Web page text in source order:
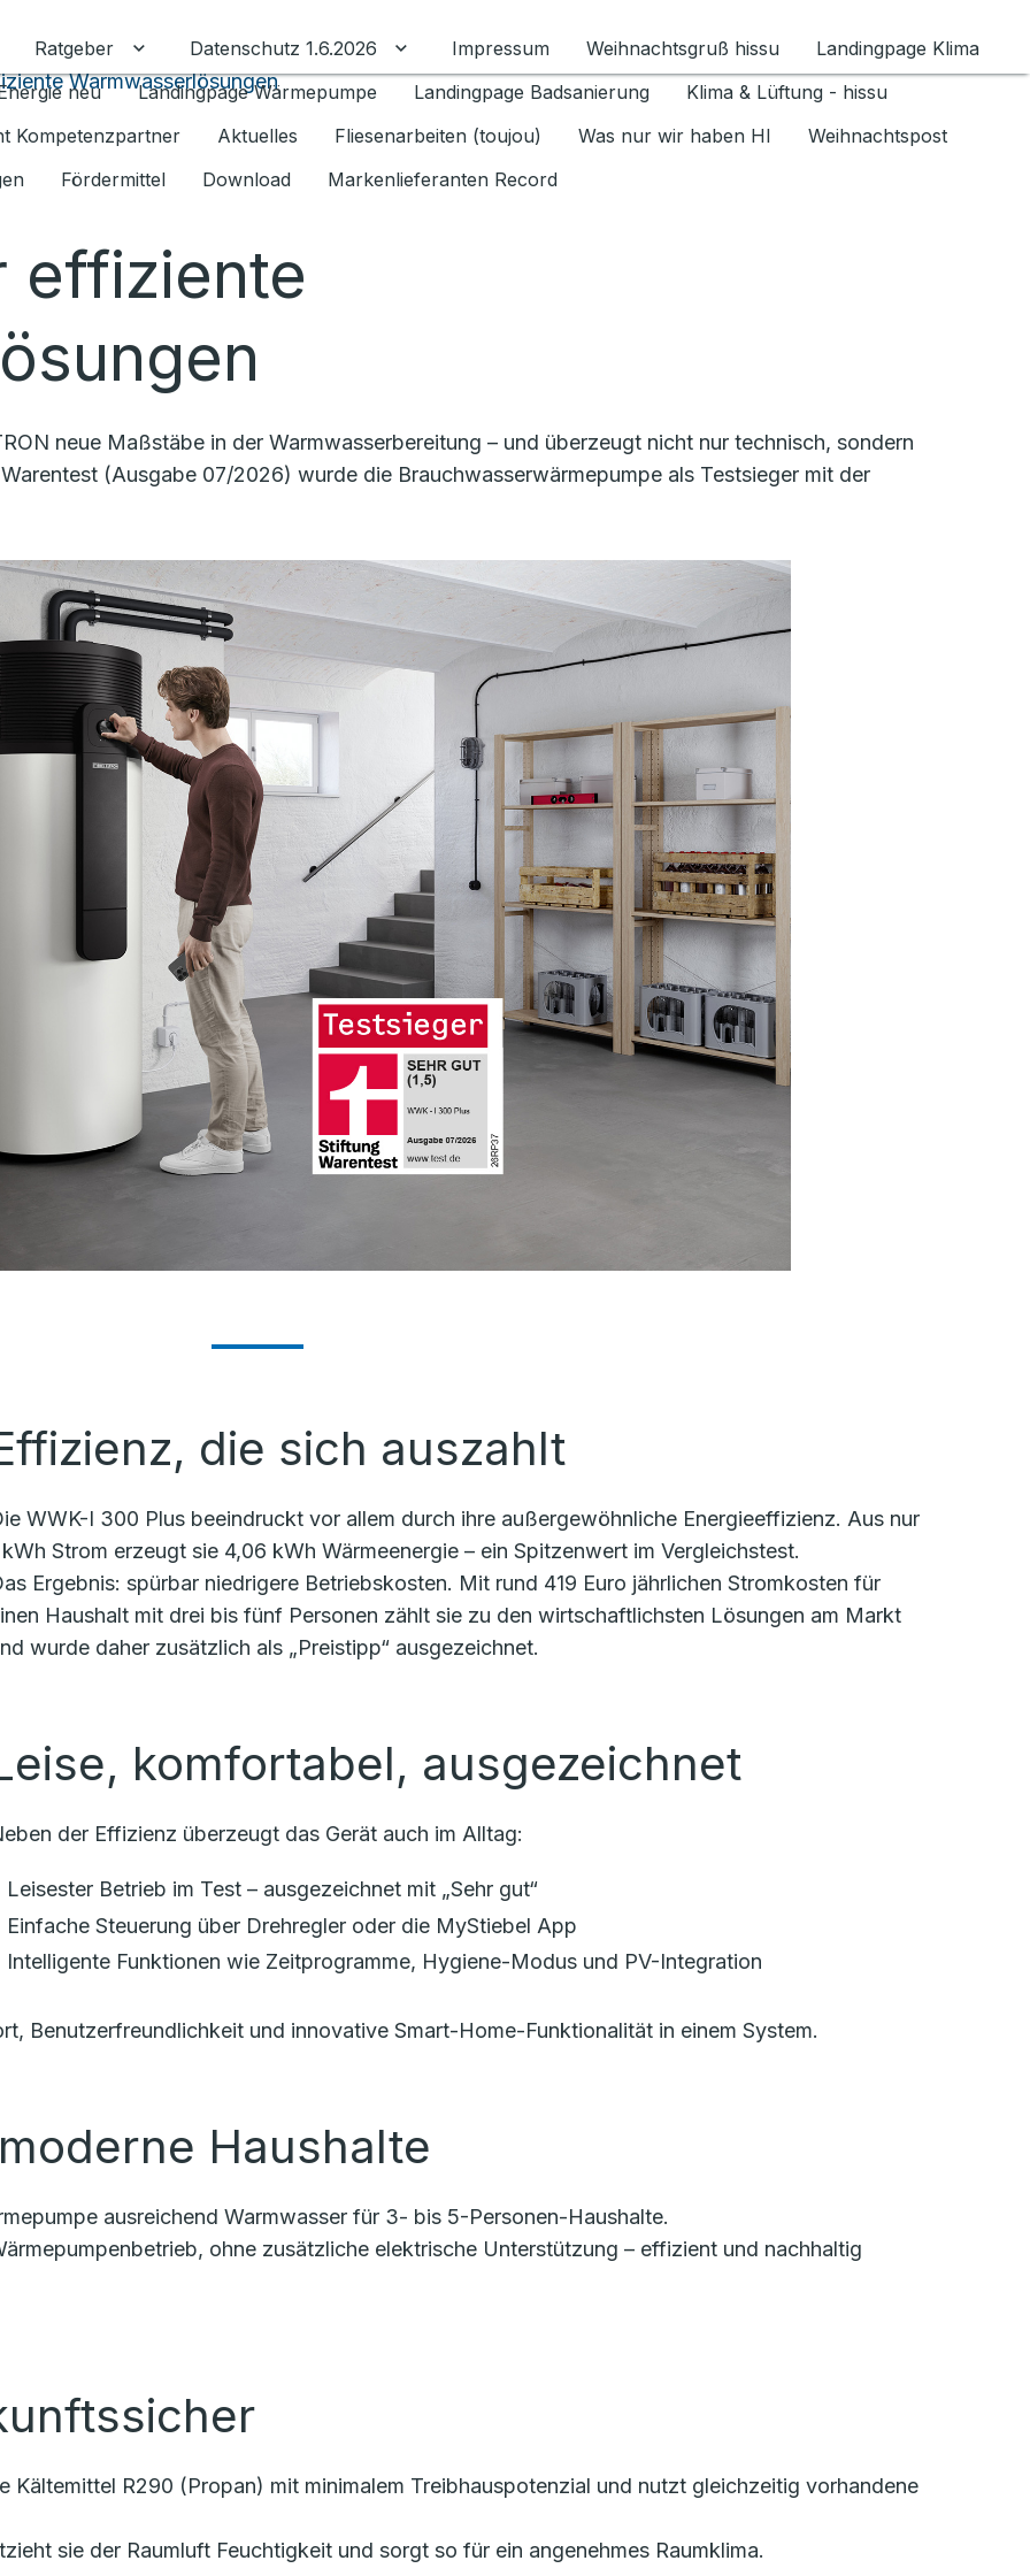
Ratgeber Untermenü für Ratgeber umschalten
Datenschutz 1.6.2026 Untermenü für Datenschutz 1.6.2026 umschalten
Impressum Weihnachtsgruß hissu
Landingpage Klima
neu
Landingpage Wärmepumpe Landingpage Badsanierung
Klima & Lüftung - hissu
Kompetenzpartner
Aktuelles Fliesenarbeiten (toujou) Was nur wir haben HI
Weihnachtspost
Fördermittel Download Markenlieferanten Record
Warmwasserlösungen
effiziente
neue Maßstäbe in der Warmwasserbereitung – und überzeugt nicht nur technisch, sondern
(Ausgabe 07/2026) wurde die Brauchwasserwärmepumpe als Testsieger mit der
die sich auszahlt
WWK-I 300 Plus beeindruckt vor allem durch ihre außergewöhnliche Energieeffizienz. Aus nur
kWh Strom erzeugt sie 4,06 kWh Wärmeenergie – ein Spitzenwert im Vergleichstest.
Ergebnis: spürbar niedrigere Betriebskosten. Mit rund 419 Euro jährlichen Stromkosten für
Haushalt mit drei bis fünf Personen zählt sie zu den wirtschaftlichsten Lösungen am Markt
wurde daher zusätzlich als „Preistipp“ ausgezeichnet.
komfortabel, ausgezeichnet
der Effizienz überzeugt das Gerät auch im Alltag:
Leisester Betrieb im Test – ausgezeichnet mit „Sehr gut“
Einfache Steuerung über Drehregler oder die MyStiebel App
Intelligente Funktionen wie Zeitprogramme, Hygiene-Modus und PV-Integration
Benutzerfreundlichkeit und innovative Smart-Home-Funktionalität in einem System.
Haushalte
ausreichend Warmwasser für 3- bis 5-Personen-Haushalte.
ohne zusätzliche elektrische Unterstützung – effizient und nachhaltig
R290 (Propan) mit minimalem Treibhauspotenzial und nutzt gleichzeitig vorhandene
sie der Raumluft Feuchtigkeit und sorgt so für ein angenehmes Raumklima.